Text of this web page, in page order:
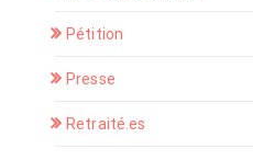
Pétition
Presse
Retraité.es